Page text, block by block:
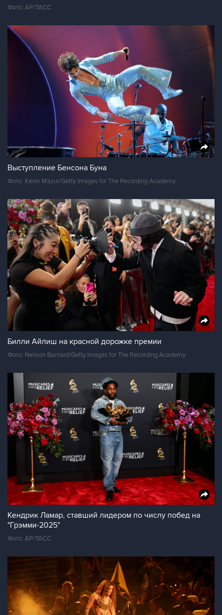
Фото: АР/ТАСС
Выступление Бенсона Буна
Фото: Kevin Mazur/Getty Images for The Recording Academy
Билли Айлиш на красной дорожке премии
Фото: Neilson Barnard/Getty Images for The Recording Academy
Кендрик Ламар, ставший лидером по числу побед на
"Грэмми-2025"
Фото: АР/ТАСС